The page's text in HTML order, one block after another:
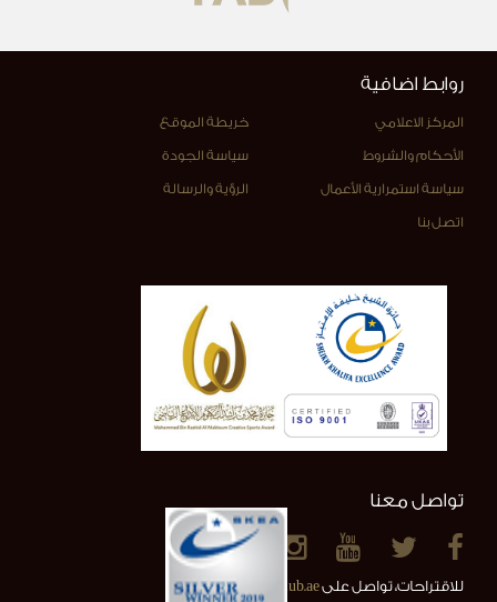
روابط اضافية
المركز الاعلامي خريطة الموقع
الأحكام والشروط سياسة الجودة
سياسة استمرارية الأعمال الرؤية والرسالة
اتصل بنا
تواصل معنا
للاقتراحات، تواصل علىinfo@alainclub.ae